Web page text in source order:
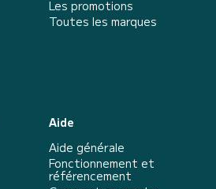
Les promotions
Toutes les marques
Aide
Aide générale
Fonctionnement et
référencement